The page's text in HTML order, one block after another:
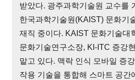
받았다. 광주과학기술원 교수를
한국과학기술원(KAIST) 문화기
재직 중이다. KAIST 문화기술대
문화기술연구소장, KI-ITC 증강
맡고 있다. 맥락 인식 모바일 증
작용 기술을 통합해 스마트 공간